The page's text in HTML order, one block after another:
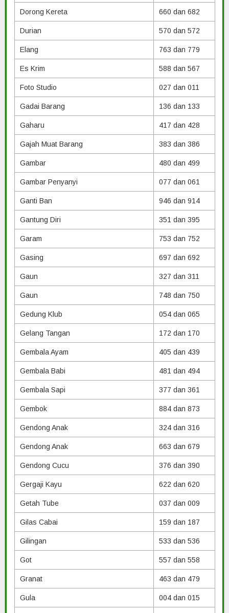
Dorong Kereta 660 dan 682
Durian 570 dan 572
Elang 763 dan 779
Es Krim 588 dan 567
Foto Studio 027 dan 011
Gadai Barang 136 dan 133
Gaharu 417 dan 428
Gajah Muat Barang 383 dan 386
Gambar 480 dan 499
Gambar Penyanyi 077 dan 061
Ganti Ban 946 dan 914
Gantung Diri 351 dan 395
Garam 753 dan 752
Gasing 697 dan 692
Gaun 327 dan 311
Gaun 748 dan 750
Gedung Klub 054 dan 065
Gelang Tangan 172 dan 170
Gembala Ayam 405 dan 439
Gembala Babi 481 dan 494
Gembala Sapi 377 dan 361
Gembok 884 dan 873
Gendong Anak 324 dan 316
Gendong Anak 663 dan 679
Gendong Cucu 376 dan 390
Gergaji Kayu 622 dan 620
Getah Tube 037 dan 009
Gilas Cabai 159 dan 187
Gilingan 533 dan 536
Got 557 dan 558
Granat 463 dan 479
Gula 004 dan 015